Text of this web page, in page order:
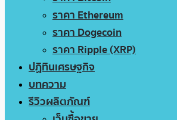
ราคา Ethereum
ราคา Dogecoin
ราคา Ripple (XRP)
ปฏิทินเศรษฐกิจ
บทความ
รีวิวผลิตภัณฑ์